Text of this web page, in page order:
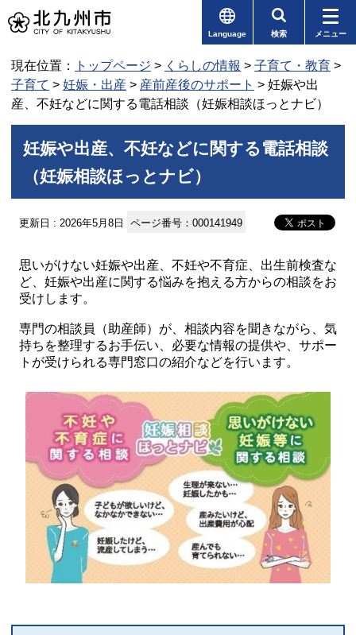
Language 検索 メニュー
現在位置： トップページ > くらしの情報 > 子育て・教育 >
子育て > 妊娠・出産 > 産前産後のサポート > 妊娠や出
産、不妊などに関する電話相談（妊娠相談ほっとナビ）
妊娠や出産、不妊などに関する電話相談
（妊娠相談ほっとナビ）
更新日 : 2026年5月8日 ページ番号：000141949
思いがけない妊娠や出産、不妊や不育症、出生前検査な
ど、妊娠や出産に関する悩みを抱える方からの相談をお
受けします。
専門の相談員（助産師）が、相談内容を聞きながら、気
持ちを整理するお手伝い、必要な情報の提供や、サポー
トが受けられる専門窓口の紹介などを行います。